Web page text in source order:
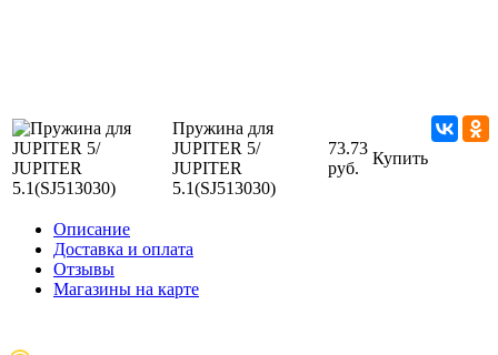
Пружина для
JUPITER 5/
JUPITER
5.1(SJ513030)
73.73
руб.
Купить
Описание
Доставка и оплата
Отзывы
Магазины на карте